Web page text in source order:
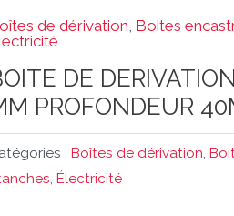
de dérivation Boites
DE
PROFONDEUR
: Boîtes de dérivation,
, Électricité